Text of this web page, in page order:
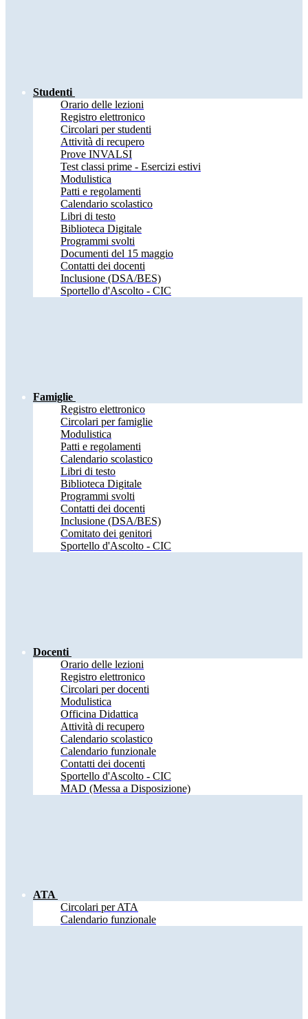
Studenti
Orario delle lezioni
Registro elettronico
Circolari per studenti
Attività di recupero
Prove INVALSI
Test classi prime - Esercizi estivi
Modulistica
Patti e regolamenti
Calendario scolastico
Libri di testo
Biblioteca Digitale
Programmi svolti
Documenti del 15 maggio
Contatti dei docenti
Inclusione (DSA/BES)
Sportello d'Ascolto - CIC
Famiglie
Registro elettronico
Circolari per famiglie
Modulistica
Patti e regolamenti
Calendario scolastico
Libri di testo
Biblioteca Digitale
Programmi svolti
Contatti dei docenti
Inclusione (DSA/BES)
Comitato dei genitori
Sportello d'Ascolto - CIC
Docenti
Orario delle lezioni
Registro elettronico
Circolari per docenti
Modulistica
Officina Didattica
Attività di recupero
Calendario scolastico
Calendario funzionale
Contatti dei docenti
Sportello d'Ascolto - CIC
MAD (Messa a Disposizione)
ATA
Circolari per ATA
Calendario funzionale